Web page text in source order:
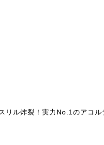
リル炸裂！実力No.1のアコ